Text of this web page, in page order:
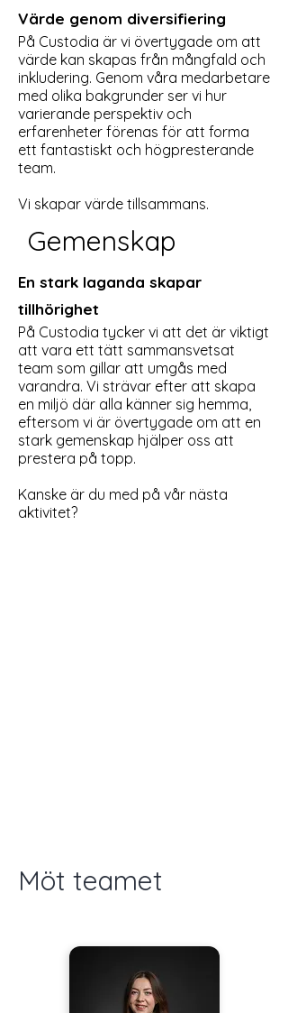
Värde genom diversifiering
På Custodia är vi övertygade om att
värde kan skapas från mångfald och
inkludering. Genom våra medarbetare
med olika bakgrunder ser vi hur
varierande perspektiv och
erfarenheter förenas för att forma
ett fantastiskt och högpresterande
team.
Vi skapar värde tillsammans.
Gemenskap
En stark laganda skapar
tillhörighet
På Custodia tycker vi att det är viktigt
att vara ett tätt sammansvetsat
team som gillar att umgås med
varandra. Vi strävar efter att skapa
en miljö där alla känner sig hemma,
eftersom vi är övertygade om att en
stark gemenskap hjälper oss att
prestera på topp.
Kanske är du med på vår nästa
aktivitet?
Möt teamet